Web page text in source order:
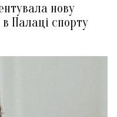
нову
Палаці спорту